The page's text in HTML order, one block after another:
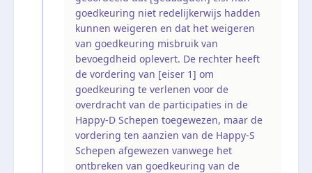
goedkeuring niet redelijkerwijs hadden
kunnen weigeren en dat het weigeren
van goedkeuring misbruik van
bevoegdheid oplevert. De rechter heeft
de vordering van [eiser 1] om
goedkeuring te verlenen voor de
overdracht van de participaties in de
Happy-D Schepen toegewezen, maar de
vordering ten aanzien van de Happy-S
Schepen afgewezen vanwege het
ontbreken van goedkeuring van de